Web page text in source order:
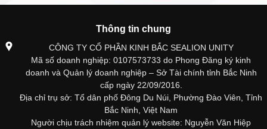
Thông tin chung
CÔNG TY CỔ PHẦN KINH BẮC SEALION UNITY
Mã số doanh nghiệp: 0107573733 do Phong Đăng ký kinh
doanh và Quản lý doanh nghiệp – Sở Tài chính tỉnh Bắc Ninh
cấp ngày 22/09/2016.
Địa chỉ trụ sở: Tổ dân phố Đông Du Núi, Phường Đào Viên, Tỉnh
Bắc Ninh, Việt Nam
Người chịu trách nhiệm quản lý website: Nguyễn Văn Hiệp